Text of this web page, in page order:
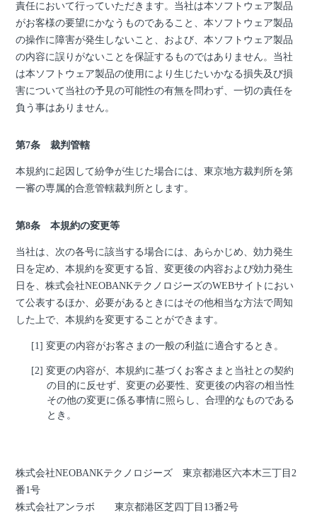
責任において行っていただきます。当社は本ソフトウェア製品
がお客様の要望にかなうものであること、本ソフトウェア製品
の操作に障害が発生しないこと、および、本ソフトウェア製品
の内容に誤りがないことを保証するものではありません。当社
は本ソフトウェア製品の使用により生じたいかなる損失及び損
害について当社の予見の可能性の有無を問わず、一切の責任を
負う事はありません。
第7条 裁判管轄
本規約に起因して紛争が生じた場合には、東京地方裁判所を第
一審の専属的合意管轄裁判所とします。
第8条 本規約の変更等
当社は、次の各号に該当する場合には、あらかじめ、効力発生
日を定め、本規約を変更する旨、変更後の内容および効力発生
日を、株式会社NEOBANKテクノロジーズのWEBサイトにおい
て公表するほか、必要があるときにはその他相当な方法で周知
した上で、本規約を変更することができます。
変更の内容がお客さまの一般の利益に適合するとき。
変更の内容が、本規約に基づくお客さまと当社との契約
の目的に反せず、変更の必要性、変更後の内容の相当性
その他の変更に係る事情に照らし、合理的なものである
とき。
株式会社NEOBANKテクノロジーズ 東京都港区六本木三丁目2
番1号
株式会社アンラボ 東京都港区芝四丁目13番2号